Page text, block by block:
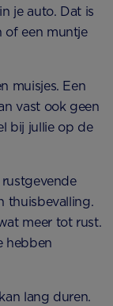
je auto. Dat is
of een muntje
muisjes. Een
vast ook geen
bij jullie op de
thuisbevalling.
meer tot rust.
hebben
lang duren.